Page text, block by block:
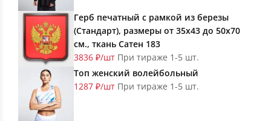
Герб печатный с рамкой из березы
(Стандарт), размеры от 35х43 до 50х70
см., ткань Сатен 183
3836 ₽/шт При тираже 1-5 шт.
Топ женский волейбольный
1287 ₽/шт При тираже 1-5 шт.